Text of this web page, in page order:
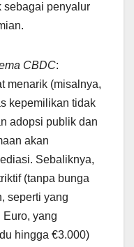
sebagai penyalur
CBDC:
menarik (misalnya,
kepemilikan tidak
adopsi publik dan
akan
Sebaliknya,
(tanpa bunga
seperti yang
yang
hingga €3.000)